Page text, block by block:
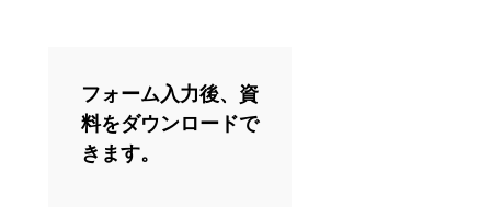
フォーム入力後、資
料をダウンロードで
きます。